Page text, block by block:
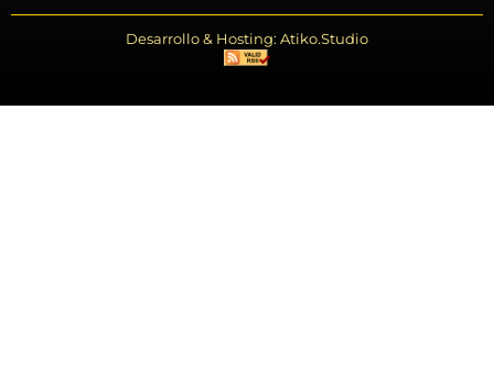
Desarrollo & Hosting: Atiko.Studio